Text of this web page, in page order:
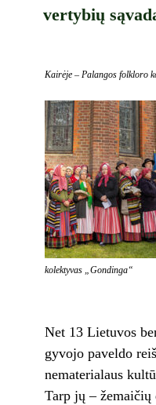
vertybių
Kairėje – Palangos folkloro
kolektyvas „Gondinga“
Net 13 Lietuvos
gyvojo paveldo
nematerialaus
Tarp jų –